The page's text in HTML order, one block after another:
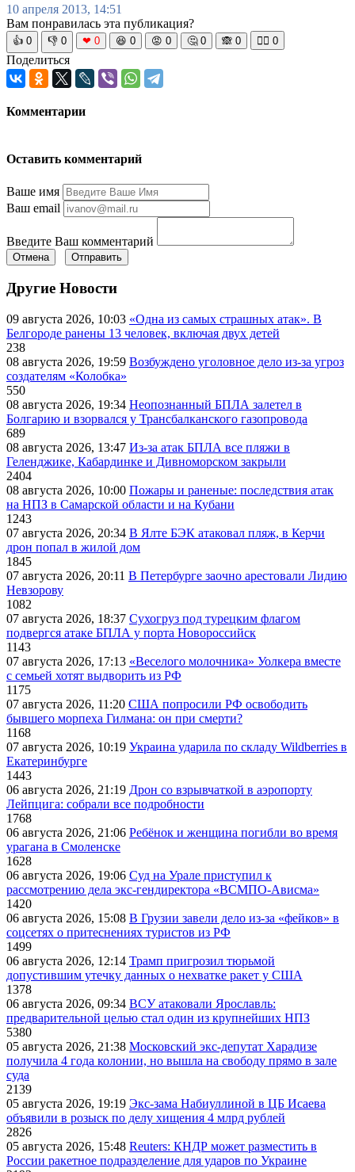
10 апреля 2013, 14:51
Вам понравилась эта публикация?
👍 0 👎 0 ❤ 0 😆 0 😡 0 🤔 0 🙈 0 🧘‍♀️ 0
Поделиться
Комментарии
Оставить комментарий
Ваше имя
Ваш email
Введите Ваш комментарий
Отмена Отправить
Другие Новости
09 августа 2026, 10:03 «Одна из самых страшных атак». В
Белгороде ранены 13 человек, включая двух детей
238
08 августа 2026, 19:59 Возбуждено уголовное дело из-за угроз
создателям «Колобка»
550
08 августа 2026, 19:34 Неопознанный БПЛА залетел в
Болгарию и взорвался у Трансбалканского газопровода
689
08 августа 2026, 13:47 Из-за атак БПЛА все пляжи в
Геленджике, Кабардинке и Дивноморском закрыли
2404
08 августа 2026, 10:00 Пожары и раненые: последствия атак
на НПЗ в Самарской области и на Кубани
1243
07 августа 2026, 20:34 В Ялте БЭК атаковал пляж, в Керчи
дрон попал в жилой дом
1845
07 августа 2026, 20:11 В Петербурге заочно арестовали Лидию
Невзорову
1082
07 августа 2026, 18:37 Сухогруз под турецким флагом
подвергся атаке БПЛА у порта Новороссийск
1143
07 августа 2026, 17:13 «Веселого молочника» Уолкера вместе
с семьей хотят выдворить из РФ
1175
07 августа 2026, 11:20 США попросили РФ освободить
бывшего морпеха Гилмана: он при смерти?
1168
07 августа 2026, 10:19 Украина ударила по складу Wildberries в
Екатеринбурге
1443
06 августа 2026, 21:19 Дрон со взрывчаткой в аэропорту
Лейпцига: собрали все подробности
1768
06 августа 2026, 21:06 Ребёнок и женщина погибли во время
урагана в Смоленске
1628
06 августа 2026, 19:06 Суд на Урале приступил к
рассмотрению дела экс-гендиректора «ВСМПО-Ависма»
1420
06 августа 2026, 15:08 В Грузии завели дело из-за «фейков» в
соцсетях о притеснениях туристов из РФ
1499
06 августа 2026, 12:14 Трамп пригрозил тюрьмой
допустившим утечку данных о нехватке ракет у США
1378
06 августа 2026, 09:34 ВСУ атаковали Ярославль:
предварительной целью стал один из крупнейших НПЗ
5380
05 августа 2026, 21:38 Московский экс-депутат Харадизе
получила 4 года колонии, но вышла на свободу прямо в зале
суда
2139
05 августа 2026, 19:19 Экс-зама Набиуллиной в ЦБ Исаева
объявили в розыск по делу хищения 4 млрд рублей
2826
05 августа 2026, 15:48 Reuters: КНДР может разместить в
России ракетное подразделение для ударов по Украине